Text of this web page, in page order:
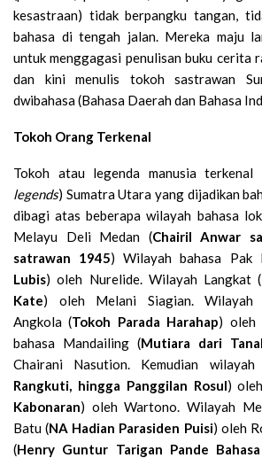
kesastraan) tidak berpangku tangan,
bahasa di tengah jalan. Mereka maju
untuk menggagasi penulisan buku cerita
dan kini menulis tokoh sastrawan
dwibahasa (Bahasa Daerah dan Bahasa
Tokoh Orang Terkenal
Tokoh atau legenda manusia terkenal
legends) Sumatra Utara yang dijadikan
dibagi atas beberapa wilayah bahasa
Melayu Deli Medan (Chairil Anwar
satrawan 1945) Wilayah bahasa Pak
Lubis) oleh Nurelide. Wilayah Langkat (
Kate) oleh Melani Siagian. Wilayah
Angkola (Tokoh Parada Harahap) oleh
bahasa Mandailing (Mutiara dari
Chairani Nasution. Kemudian
Rangkuti, hingga Panggilan Rosul)
Kabonaran) oleh Wartono. Wilayah
Batu (NA Hadian Parasiden Puisi) oleh
(Henry Guntur Tarigan Pande